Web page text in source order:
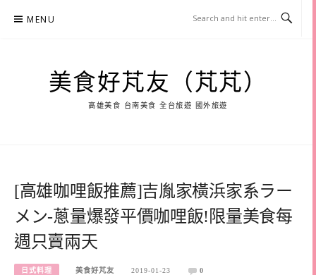
MENU
美食好芃友（芃芃）
高雄美食 台南美食 全台旅遊 國外旅遊
[高雄咖哩飯推薦]吉胤家橫浜家系ラー
メン-蔥量爆發平價咖哩飯!限量美食每
週只賣兩天
日式料理 美食好芃友 2019-01-23 0